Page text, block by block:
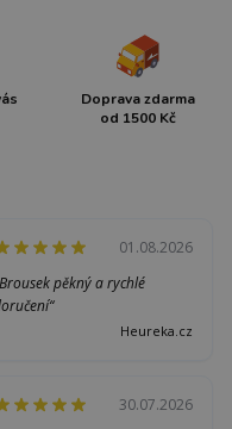
Doprava zdarma
od 1500 Kč
01.08.2026
pěkný a rychlé
Heureka.cz
30.07.2026